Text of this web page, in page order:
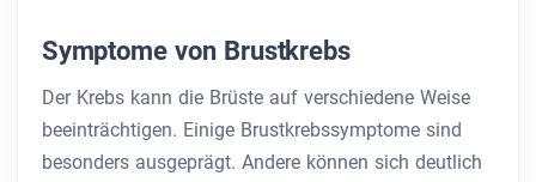
Symptome von Brustkrebs
Der Krebs kann die Brüste auf verschiedene Weise
beeinträchtigen. Einige Brustkrebssymptome sind
besonders ausgeprägt. Andere können sich deutlich